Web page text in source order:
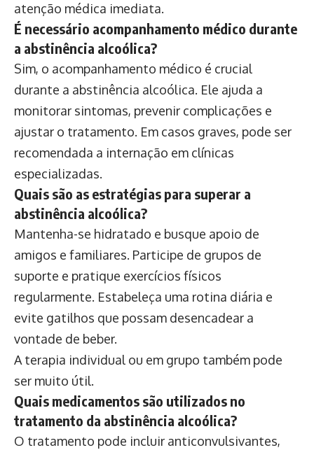
atenção médica imediata.
É necessário acompanhamento médico durante
a abstinência alcoólica?
Sim, o acompanhamento médico é crucial
durante a abstinência alcoólica. Ele ajuda a
monitorar sintomas, prevenir complicações e
ajustar o tratamento. Em casos graves, pode ser
recomendada a internação em clínicas
especializadas.
Quais são as estratégias para superar a
abstinência alcoólica?
Mantenha-se hidratado e busque apoio de
amigos e familiares. Participe de grupos de
suporte e pratique exercícios físicos
regularmente. Estabeleça uma rotina diária e
evite gatilhos que possam desencadear a
vontade de beber.
A terapia individual ou em grupo também pode
ser muito útil.
Quais medicamentos são utilizados no
tratamento da abstinência alcoólica?
O tratamento pode incluir anticonvulsivantes,